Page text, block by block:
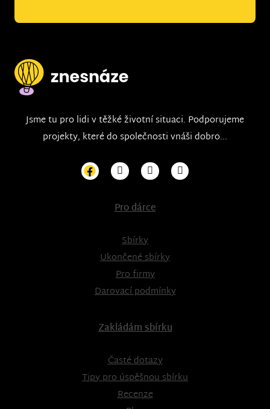
Jsme tu pro lidi v těžké životní situaci. Podporujeme
projekty, které do společnosti vnáši dobro...
Pro dárce
Sbírky
Ukončené sbírky
Pro firmy
Darovací podmínky
Zakládám sbírku
Časté dotazy
Tipy pro úspěšnou sbírku
Recenze